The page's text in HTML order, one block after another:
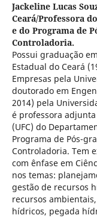
Jackeline Lucas
Ceará/Professora
e do Programa de
Controladoria.
Possui graduação
Estadual do Ceará
Empresas pela
doutorado em
2014) pela
é professora
(UFC) do
Programa de Pós-
Controladoria. Tem
com ênfase em
nos temas:
gestão de recursos
recursos
hídricos, pegada